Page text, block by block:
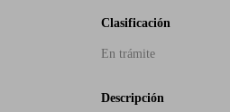
Clasificación
En trámite
Descripción